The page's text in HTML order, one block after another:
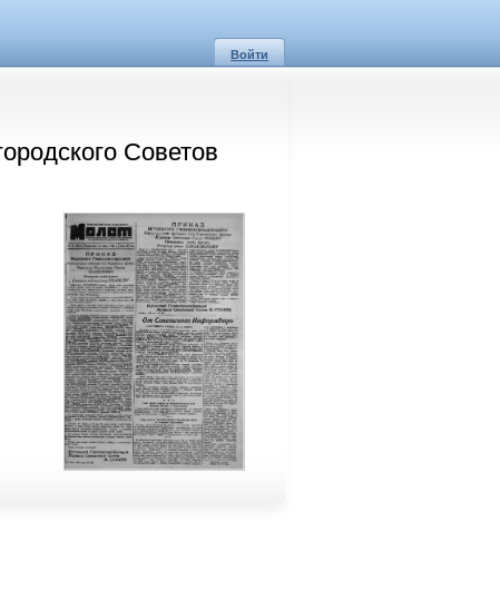
Войти
Советов